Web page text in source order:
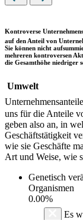
Kontroverse
auf den Anteil von
Sie können nicht
mehreren kontroversen
die Gesamthöhe niedriger
Umwelt
Unternehmensanteile
uns für die Anteile
geben also an, in
Geschäftstätigkeit
wie sie Geschäfte
Art und Weise, wie
Genetisch
Organismen
0.00%
Es